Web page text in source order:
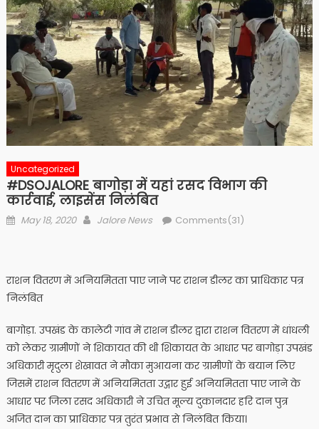
Uncategorized
#DSOJALORE बागोड़ा में यहां रसद विभाग की
कार्रवाई, लाइसेंस निलंबित
Posted
May 18, 2020 Author
Jalore News Comments(31)
राशन वितरण में अनियमितता पाए जाने पर राशन डीलर का प्राधिकार पत्र
निलंबित
बागोड़ा. उपखंड के कालेटी गांव में राशन डीलर द्वारा राशन वितरण में धांधली
को लेकर ग्रामीणों ने शिकायत की थी शिकायत के आधार पर बागोड़ा उपखंड
अधिकारी मृदुला शेखावत ने मौका मुआयना कर ग्रामीणों के बयान लिए
जिसमें राशन वितरण में अनियमितता उद्गार हुई अनियमितता पाए जाने के
आधार पर जिला रसद अधिकारी ने उचित मूल्य दुकानदार हरि दान पुत्र
अजित दान का प्राधिकार पत्र तुरंत प्रभाव से निलंबित किया।